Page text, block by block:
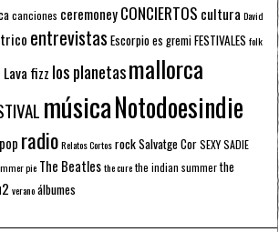
canciones ceremoneyCONCIERTOS cultura David
entrevistas Escorpioes gremiFESTIVALES folk
Lava fizz los planetasmallorca
músicaNotodoesindie
pop radioRelatos CortosrockSalvatge CorSEXY SADIE
pie The Beatlesthe curethe indian summerthe
veranoálbumes